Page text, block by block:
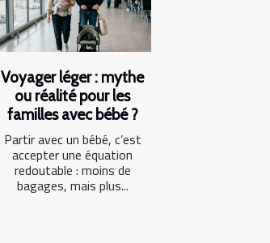
Voyager léger : mythe
ou réalité pour les
familles avec bébé ?
Partir avec un bébé, c’est
accepter une équation
redoutable : moins de
bagages, mais plus...